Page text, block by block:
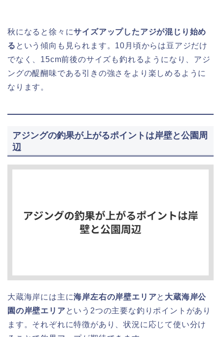
秋になると徐々にサイズアップしたアジが混じり始め
る という傾向も見られます。10月頃からは豆アジだけ
でなく、15cm前後のサイズも釣れるようになり、アジ
ングの醍醐味である引きの強さをより楽しめるように
なります。
アジングの釣果が上がるポイントは岸壁と公園周
辺
大蔵海岸には主に海岸左右の岸壁エリアと 大蔵海岸公
園の岸壁エリアという2つの主要な釣りポイントがあり
ます。それぞれに特徴があり、状況に応じて使い分け